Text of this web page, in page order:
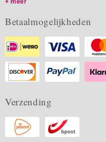
Betaalmogelijkheden
Verzending